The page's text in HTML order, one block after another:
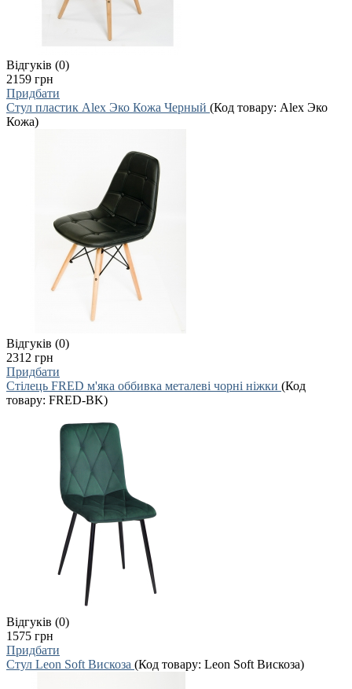
Відгуків (0)
2159 грн
Придбати
Стул пластик Alex Эко Кожа Черный (Код товару: Alex Эко
Кожа)
Відгуків (0)
2312 грн
Придбати
Стілець FRED м'яка оббивка металеві чорні ніжки (Код
товару: FRED-BK)
Відгуків (0)
1575 грн
Придбати
Стул Leon Soft Вискоза (Код товару: Leon Soft Вискоза)